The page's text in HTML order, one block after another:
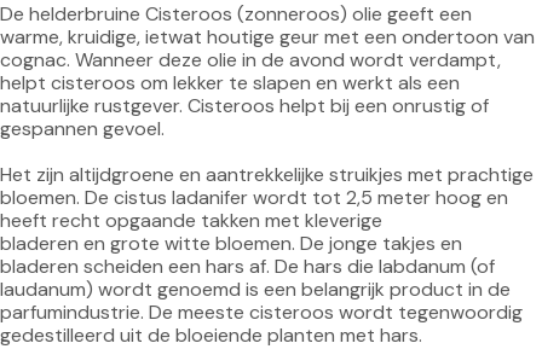
De helderbruine Cisteroos (zonneroos) olie geeft een
warme, kruidige, ietwat houtige geur met een ondertoon van
cognac. Wanneer deze olie in de avond wordt verdampt,
helpt cisteroos om lekker te slapen en werkt als een
natuurlijke rustgever. Cisteroos helpt bij een onrustig of
gespannen gevoel.
Het zijn altijdgroene en aantrekkelijke struikjes met prachtige
bloemen. De cistus ladanifer wordt tot 2,5 meter hoog en
heeft recht opgaande takken met kleverige
bladeren en grote witte bloemen. De jonge takjes en
bladeren scheiden een hars af. De hars die labdanum (of
laudanum) wordt genoemd is een belangrijk product in de
parfumindustrie. De meeste cisteroos wordt tegenwoordig
gedestilleerd uit de bloeiende planten met hars.